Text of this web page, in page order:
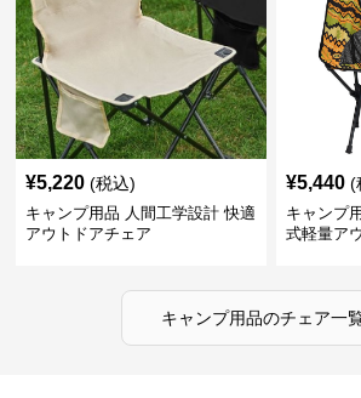
¥5,220 (税込)
キャンプ用品 人間工学設計 快適
アウトドアチェア
¥5,440 (
キャンプ
式軽量ア
キャンプ用品のチェア一